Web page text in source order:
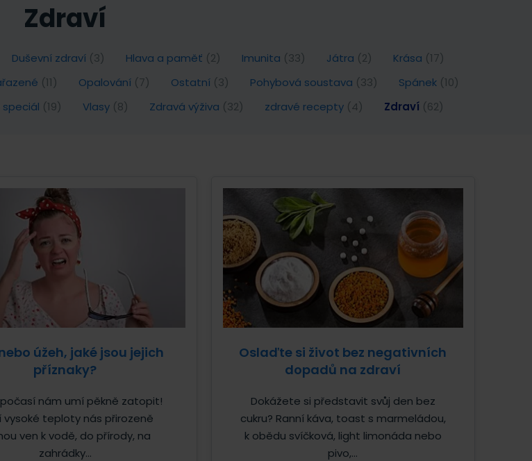
Zdraví
Duševní zdraví (3) Hlava a paměť (2) Imunita (33) Játra (2) Krása (17)
(11) Opalování (7) Ostatní (3) Pohybová soustava (33) Spánek (10)
(19) Vlasy (8) Zdravá výživa (32) zdravé recepty (4) Zdraví (62)
úžeh, jaké jsou jejich
příznaky?
počasí nám umí pěkně zatopit!
vysoké teploty nás přirozeně
ven k vodě, do přírody, na
zahrádky...
Oslaďte si život bez negativních
dopadů na zdraví
Dokážete si představit svůj den bez
cukru? Ranní káva, toast s marmeládou,
k obědu svíčková, light limonáda nebo
pivo,...